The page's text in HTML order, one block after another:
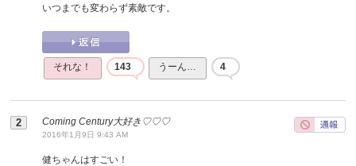
いつまでも変わらず素敵です。
それな！ 143 うーん… 4
Coming Century大好き♡♡♡
2016年1月9日 9:43 AM
健ちゃんはすごい！